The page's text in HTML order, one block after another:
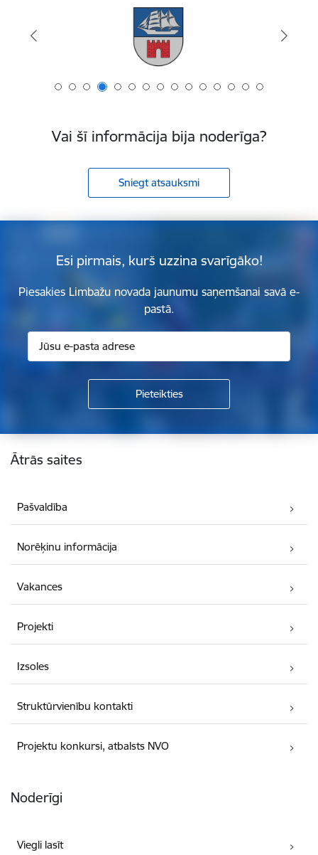
Vai šī informācija bija noderīga?
Sniegt atsauksmi
Esi pirmais, kurš uzzina svarīgāko!
Piesakies Limbažu novada jaunumu saņemšanai savā e-
pastā.
Kājene
Ātrās saites
Pašvaldība
Norēķinu informācija
Vakances
Projekti
Izsoles
Struktūrvienību kontakti
Projektu konkursi, atbalsts NVO
Noderīgi
Viegli lasīt